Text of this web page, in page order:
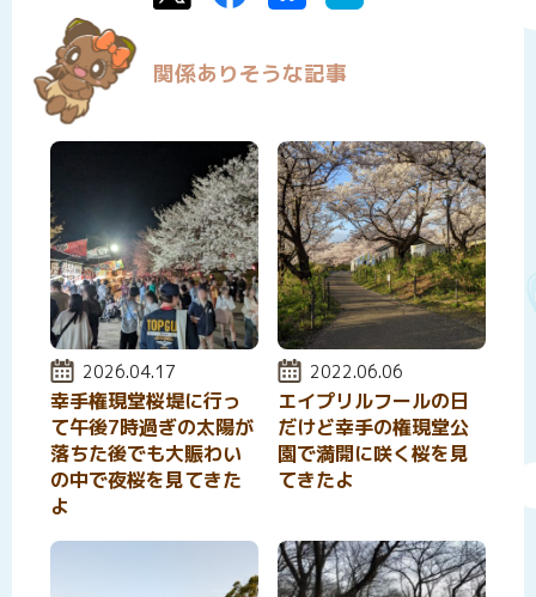
関係ありそうな記事
投稿日:
2026.04.17
幸手権現堂桜堤に行っ
て午後7時過ぎの太陽が
落ちた後でも大賑わい
の中で夜桜を見てきた
よ
投稿日:
2022.06.06
エイプリルフールの日
だけど幸手の権現堂公
園で満開に咲く桜を見
てきたよ